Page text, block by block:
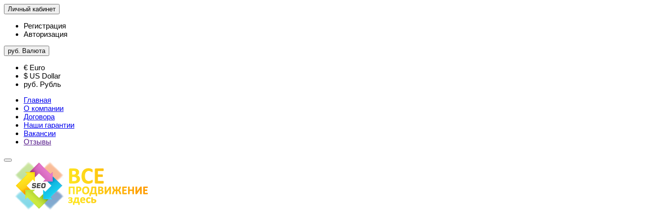
Личный кабинет
Регистрация
Авторизация
руб. Валюта
€ Euro
$ US Dollar
руб. Рубль
Главная
О компании
Договора
Наши гарантии
Вакансии
Отзывы